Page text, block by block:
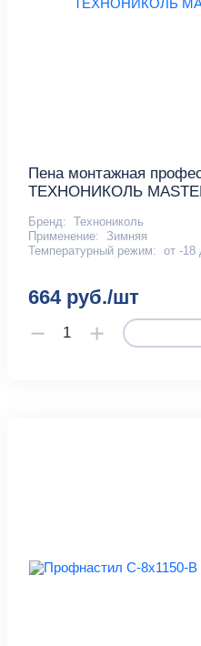
Пена монтажная
ТЕХНОНИКОЛЬ
Бренд: Технониколь
Применение: Зимняя
Температурный режим: от -18
664 руб./шт